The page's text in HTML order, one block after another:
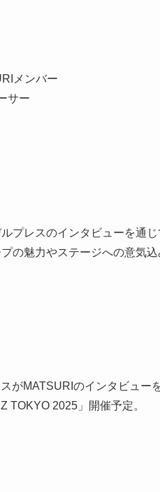
メンバー
サー
プレスのインタビューを通
の魅力やステージへの意気込
がMATSURIのインタビュー
TOKYO 2025」開催予定。